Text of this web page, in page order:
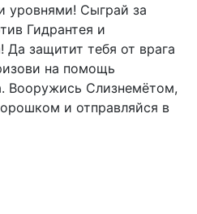
уровнями! Сыграй за
Гидрантея и
защитит тебя от врага
на помощь
Вооружись Слизнемётом,
и отправляйся в